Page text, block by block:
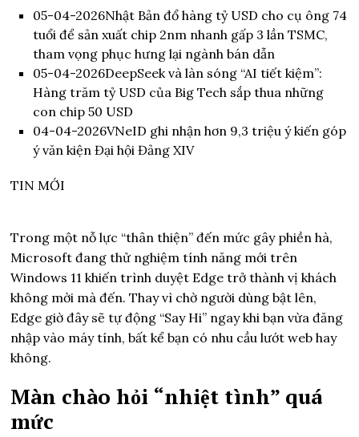
05-04-2026Nhật Bản đổ hàng tỷ USD cho cụ ông 74
tuổi để sản xuất chip 2nm nhanh gấp 3 lần TSMC,
tham vọng phục hưng lại ngành bán dẫn
05-04-2026DeepSeek và làn sóng “AI tiết kiệm”:
Hàng trăm tỷ USD của Big Tech sắp thua những
con chip 50 USD
04-04-2026VNeID ghi nhận hơn 9,3 triệu ý kiến góp
ý văn kiện Đại hội Đảng XIV
TIN MỚI
Trong một nỗ lực “thân thiện” đến mức gây phiền hà,
Microsoft đang thử nghiệm tính năng mới trên
Windows 11 khiến trình duyệt Edge trở thành vị khách
không mời mà đến. Thay vì chờ người dùng bật lên,
Edge giờ đây sẽ tự động “Say Hi” ngay khi bạn vừa đăng
nhập vào máy tính, bất kể bạn có nhu cầu lướt web hay
không.
Màn chào hỏi “nhiệt tình” quá
mức